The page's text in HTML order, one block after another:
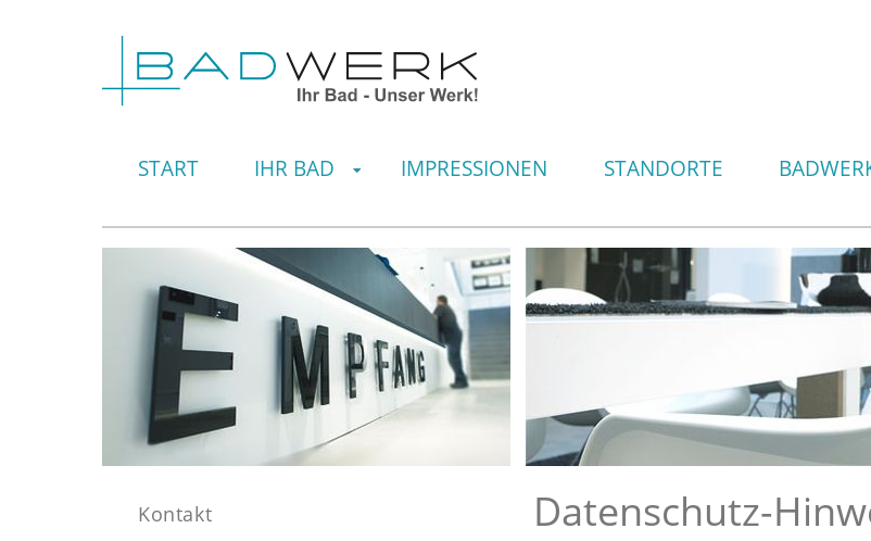
START IHR BAD IMPRESSIONEN STANDORTE
Kontakt Datenschutz-